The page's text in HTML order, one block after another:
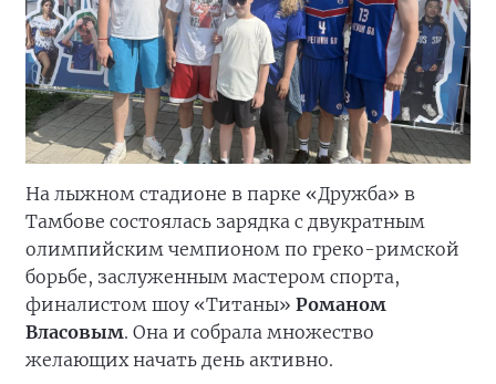
На лыжном стадионе в парке «Дружба» в
Тамбове состоялась зарядка с двукратным
олимпийским чемпионом по греко-римской
борьбе, заслуженным мастером спорта,
финалистом шоу «Титаны» Романом
Власовым. Она и собрала множество
желающих начать день активно.